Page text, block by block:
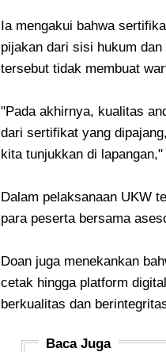
Ia mengakui bahwa
pijakan dari sisi hukum
tersebut tidak membuat
"Pada akhirnya, kualitas
dari sertifikat yang
kita tunjukkan di
Dalam pelaksanaan UKW
para peserta bersama
Doan juga menekankan
cetak hingga platform
berkualitas dan
Baca Juga